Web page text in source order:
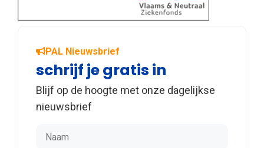
PAL Nieuwsbrief
schrijf je gratis in
Blijf op de hoogte met onze dagelijkse
nieuwsbrief